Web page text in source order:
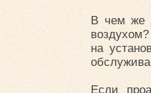
В чем же
на
Если